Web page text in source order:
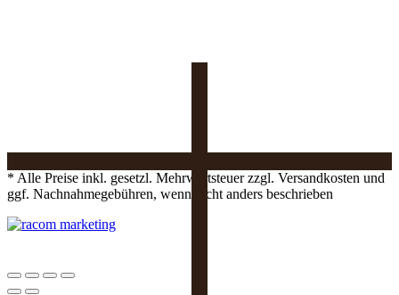
* Alle Preise inkl. gesetzl. Mehrwertsteuer zzgl. Versandkosten und
ggf. Nachnahmegebühren, wenn nicht anders beschrieben